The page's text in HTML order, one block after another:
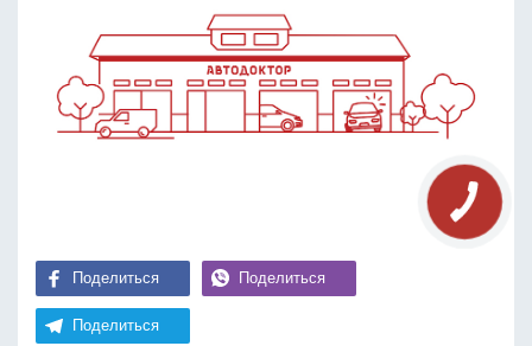
Поделиться Поделиться
Поделиться